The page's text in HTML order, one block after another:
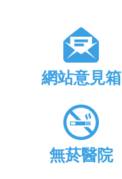
網站意見箱
無菸醫院